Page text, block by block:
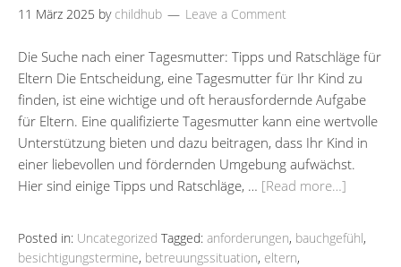
11 März 2025 by childhub Leave a Comment
Die Suche nach einer Tagesmutter: Tipps und Ratschläge für
Eltern Die Entscheidung, eine Tagesmutter für Ihr Kind zu
finden, ist eine wichtige und oft herausfordernde Aufgabe
für Eltern. Eine qualifizierte Tagesmutter kann eine wertvolle
Unterstützung bieten und dazu beitragen, dass Ihr Kind in
einer liebevollen und fördernden Umgebung aufwächst.
Hier sind einige Tipps und Ratschläge, … [Read more…]
Posted in: Uncategorized Tagged: anforderungen, bauchgefühl,
besichtigungstermine, betreuungssituation, eltern,